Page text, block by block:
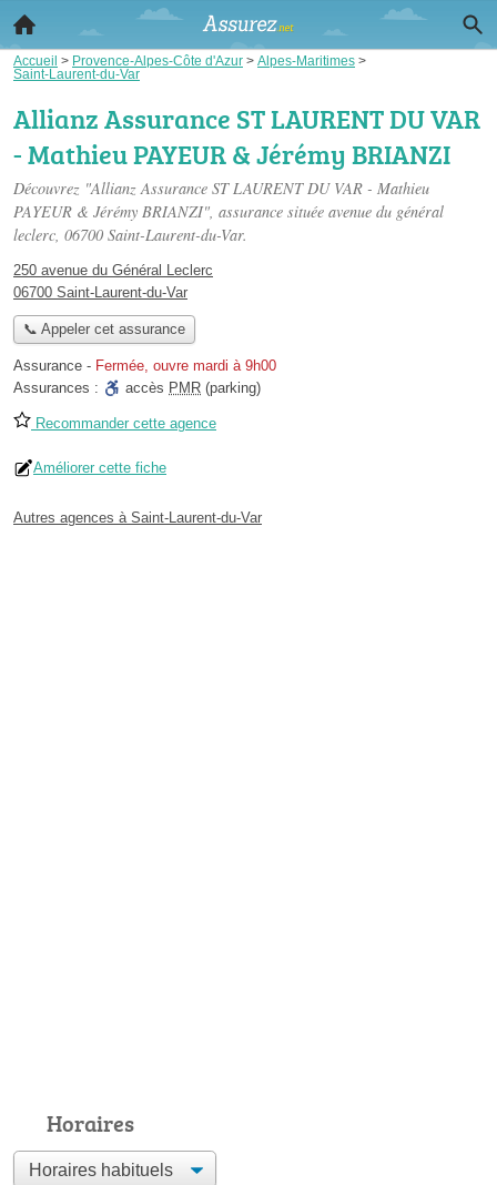
Accueil > Provence-Alpes-Côte d'Azur > Alpes-Maritimes >
Saint-Laurent-du-Var
Allianz Assurance ST LAURENT DU VAR
- Mathieu PAYEUR & Jérémy BRIANZI
Découvrez "Allianz Assurance ST LAURENT DU VAR - Mathieu
PAYEUR & Jérémy BRIANZI", assurance située avenue du général
leclerc, 06700 Saint-Laurent-du-Var.
250 avenue du Général Leclerc
06700 Saint-Laurent-du-Var
📞 Appeler cet assurance
Assurance - Fermée, ouvre mardi à 9h00
Assurances :
accès PMR (parking)
Recommander cette agence
Améliorer cette fiche
Autres agences à Saint-Laurent-du-Var
Horaires